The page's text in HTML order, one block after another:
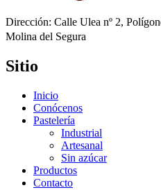
Dirección: Calle Ulea nº 2,
Molina del Segura
Sitio
Inicio
Conócenos
Pastelería
Industrial
Artesanal
Sin azúcar
Productos
Contacto